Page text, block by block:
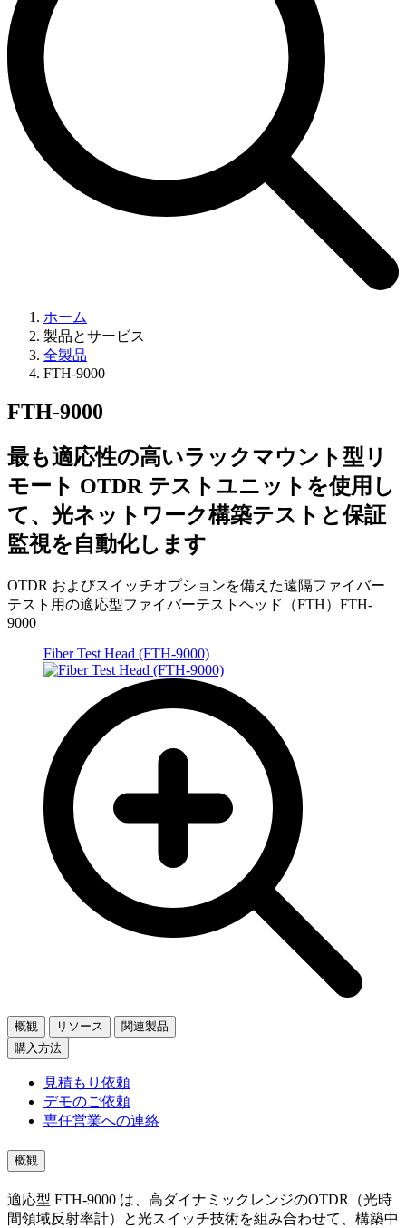
ホーム
製品とサービス
全製品
FTH-9000
FTH-9000
最も適応性の高いラックマウント型リ
モート OTDR テストユニットを使用し
て、光ネットワーク構築テストと保証
監視を自動化します
OTDR およびスイッチオプションを備えた遠隔ファイバー
テスト用の適応型ファイバーテストヘッド（FTH）FTH-
9000
Fiber Test Head (FTH-9000)
概観 リソース
関連製品
購入方法
見積もり依頼
デモのご依頼
専任営業への連絡
概観
適応型 FTH-9000 は、高ダイナミックレンジのOTDR（光時
間領域反射率計）と光スイッチ技術を組み合わせて、構築中